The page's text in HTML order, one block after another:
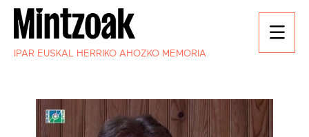
IPAR EUSKAL HERRIKO AHOZKO MEMORIA